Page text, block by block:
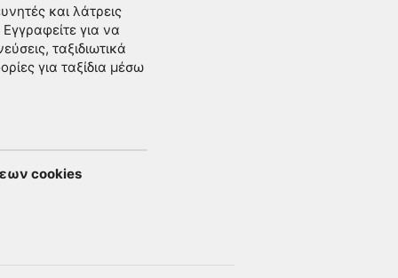
και λάτρεις
για να
ταξιδιωτικά
για ταξίδια μέσω
cookies